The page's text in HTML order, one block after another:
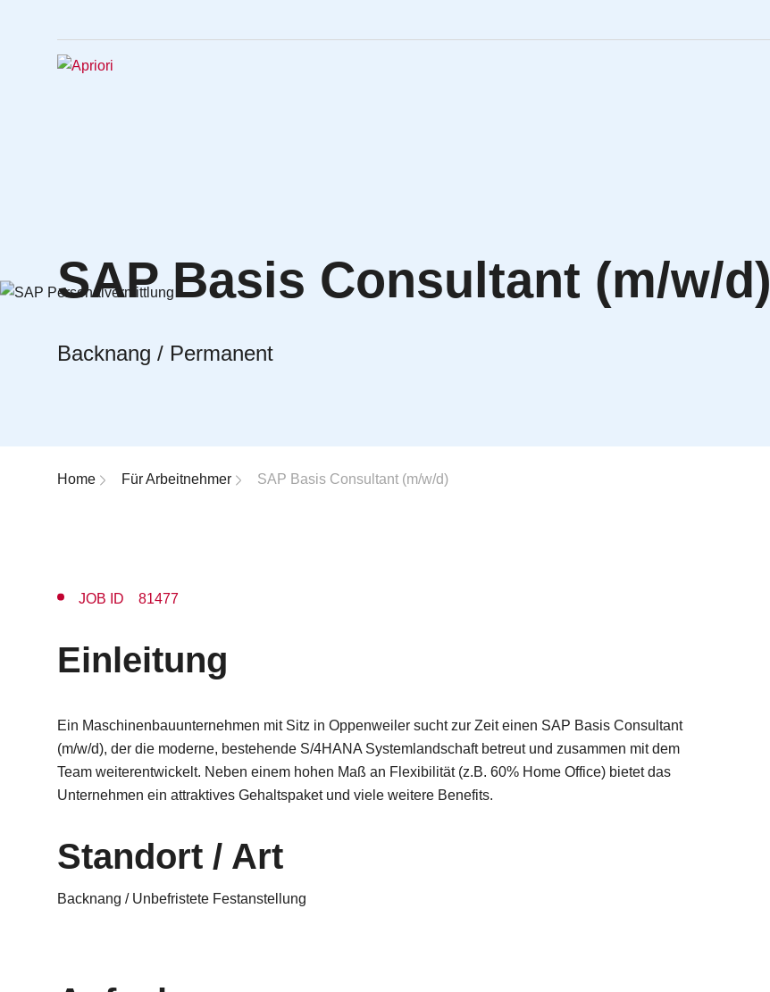
HR:LAB Lösungen
SAP Basis Consultant (m/w/d)
Backnang / Permanent
Breadcrumb-Navigation
Home Für Arbeitnehmer SAP Basis Consultant (m/w/d)
JOB ID 81477
Einleitung
Ein Maschinenbauunternehmen mit Sitz in Oppenweiler sucht zur Zeit einen SAP Basis Consultant
(m/w/d), der die moderne, bestehende S/4HANA Systemlandschaft betreut und zusammen mit dem
Team weiterentwickelt. Neben einem hohen Maß an Flexibilität (z.B. 60% Home Office) bietet das
Unternehmen ein attraktives Gehaltspaket und viele weitere Benefits.
Standort / Art
Backnang / Unbefristete Festanstellung